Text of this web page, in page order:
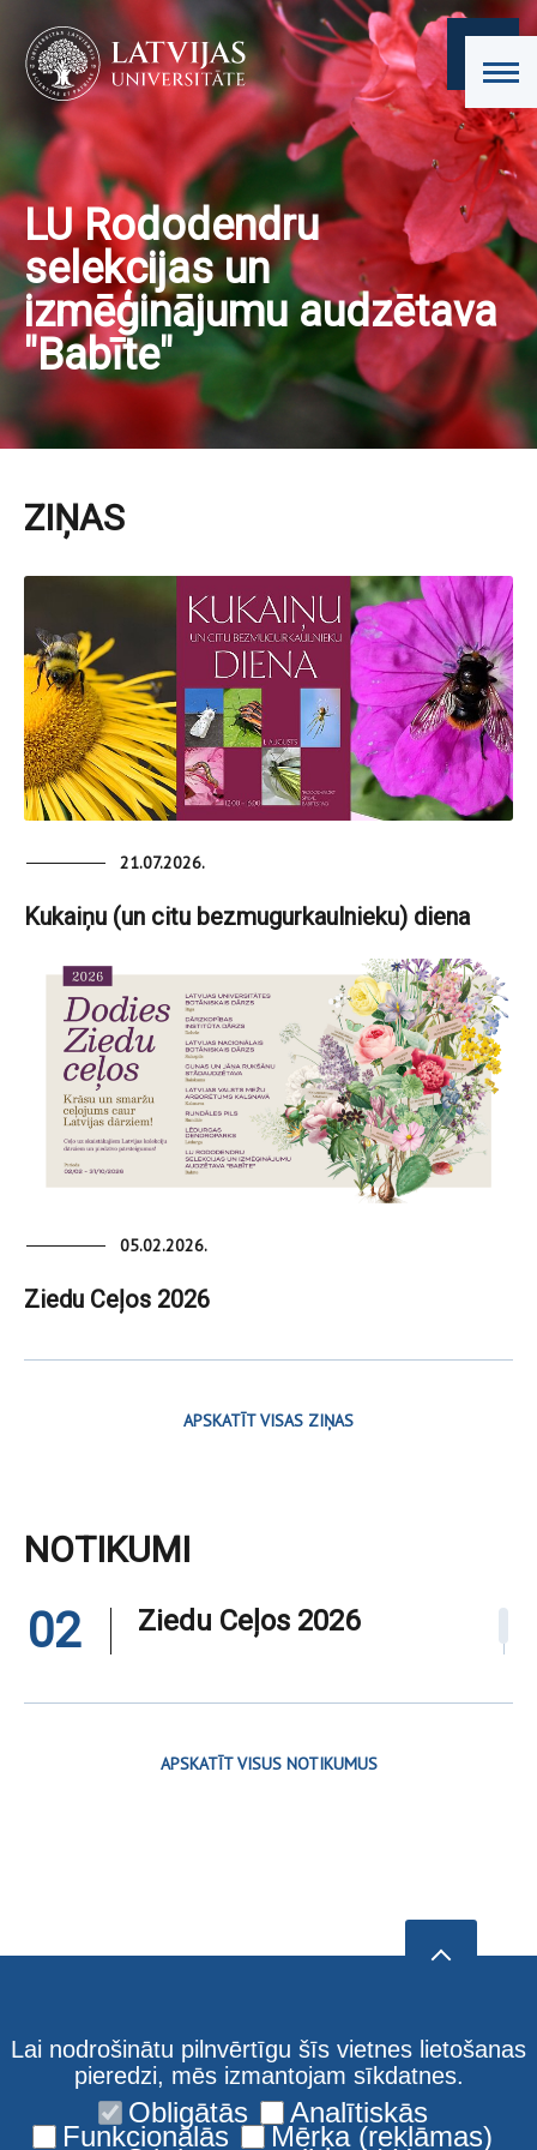
LU Rododendru
selekcijas un
izmēģinājumu audzētava
"Babīte"
ZIŅAS
21.07.2026.
Kukaiņu (un citu bezmugurkaulnieku) diena
05.02.2026.
Ziedu Ceļos 2026
APSKATĪT VISAS ZIŅAS
NOTIKUMI
02 Ziedu Ceļos 2026
APSKATĪT VISUS NOTIKUMUS
Lai nodrošinātu pilnvērtīgu šīs vietnes lietošanas
pieredzi, mēs izmantojam sīkdatnes.
Obligātās Analītiskās
Funkcionālās Mērķa (reklāmas)